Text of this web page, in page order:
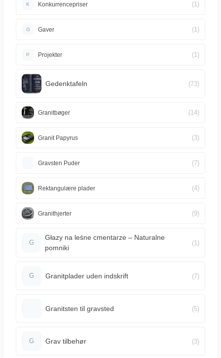
K Konkurrencepriser (1)
G Gaver (1)
P Projekter (1)
Gedenktafeln (73)
Granitbøger (14)
Granit Papyrus (3)
Gravsten Puder (7)
Rektangulære plader (4)
Granithjerter (9)
G
Głazy na leśne cmentarze – Naturalne
pomniki
(1)
G Granitplader uden indskrift (7)
Granitsten til gravsted (5)
G Grav tilbehør (3)